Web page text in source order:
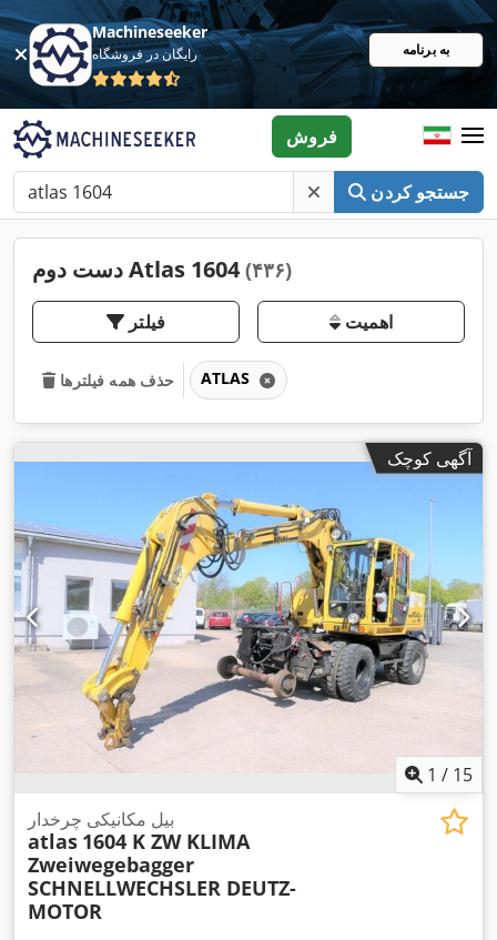
Machineseeker
رایگان در فروشگاه به برنامه
جستجو کردن
فروش
دست دوم Atlas 1604 (۴۳۶)
فیلتر اهمیت
حذف همه فیلترها ATLAS
آگهی کوچک
1 / 15
بیل مکانیکی چرخدار
atlas 1604 K ZW KLIMA
Zweiwegebagger
SCHNELLWECHSLER DEUTZ-
MOTOR